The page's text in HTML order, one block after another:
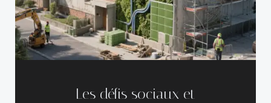
Les défis sociaux et